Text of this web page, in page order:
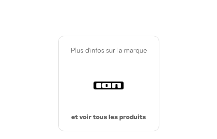
Plus d'infos sur la marque
et voir tous les produits